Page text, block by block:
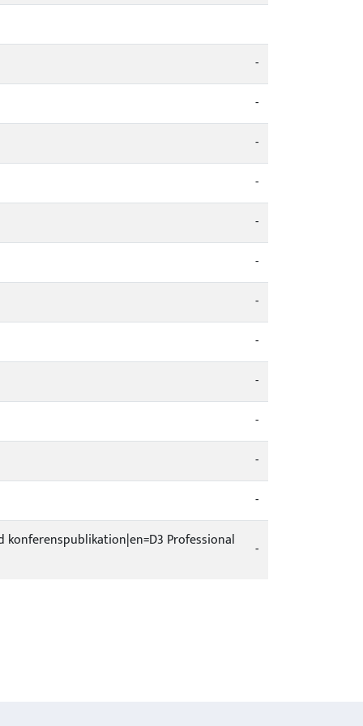
-
-
-
-
-
-
-
-
-
-
-
-
konferenspublikation|en=D3 Professional
-